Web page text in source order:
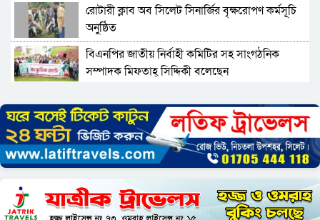
রোটারী ক্লাব অব সিলেট সিনার্জির বৃক্ষরোপণ কর্মসূচি
অনুষ্ঠিত
বিএনপির জাতীয় নির্বাহী কমিটির সহ সাংগঠনিক
সম্পাদক মিফতাহ্ সিদ্দিকী বলেছেন
সেক্রেটারী অধ্যক্ষ নজরুল ইসলাম বলেছেন
সিলেটে গ্যাস সংকট নিয়ে যা বলল জালালাবাদ
প্রতিষ্ঠার এক বছর: গবেষণা, অর্জন ও অঙ্গীকারে নতুন
দিগন্তে মেট্রোপলিটন ইউনিভার্সিটি রিসার্চ সোসাইটি